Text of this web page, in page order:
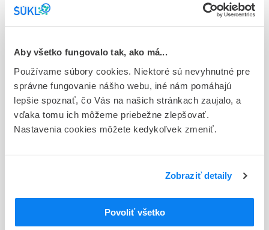
Aby všetko fungovalo tak, ako má...
Používame súbory cookies. Niektoré sú nevyhnutné pre
správne fungovanie nášho webu, iné nám pomáhajú
lepšie spoznať, čo Vás na našich stránkach zaujalo, a
vďaka tomu ich môžeme priebežne zlepšovať.
Nastavenia cookies môžete kedykoľvek zmeniť.
Zobraziť detaily
Povoliť všetko
Doplnok
Stav
D - Registrácia bez obmedzenia platnosti
Typ registračnej procedúry
Decentralizovaná
Vipharm S.A., Poľsko
68 - ANTIPSYCHOTICA (NEUROLEPTICA)
ATC